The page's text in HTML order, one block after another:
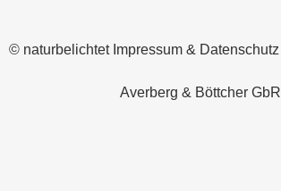
© naturbelichtet Impressum & Datenschutz
Averberg & Böttcher GbR